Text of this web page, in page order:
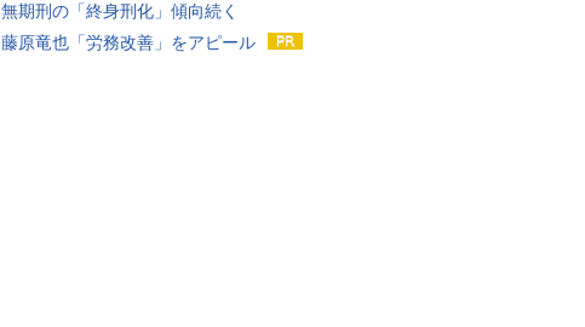
無期刑の「終身刑化」傾向続く
藤原竜也「労務改善」をアピール